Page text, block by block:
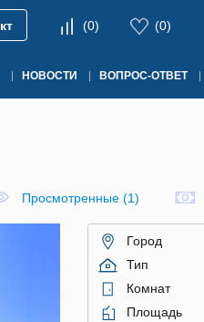
(0) (0)
НОВОСТИ ВОПРОС-ОТВЕТ
Просмотренные (1)
Город
Тип
Комнат
Площадь